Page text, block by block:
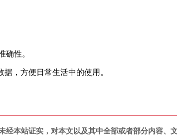
确性。
，方便日常生活中的使用。
本站证实，对本文以及其中全部或者部分内容、